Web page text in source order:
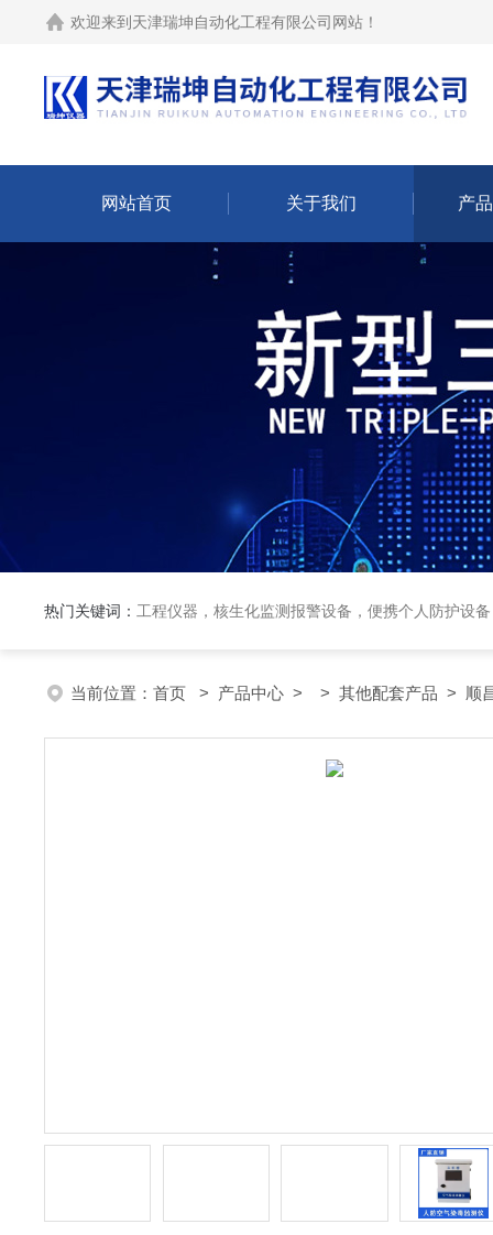
欢迎来到 天津瑞坤自动化工程有限公司网站 ！
网站首页 关于我们 产
热门关键词： 工程仪器，核生化监测报警设备，便携个人防护设
当前位置： 首页 > 产品中心 > > 其他配套产品 > 顺